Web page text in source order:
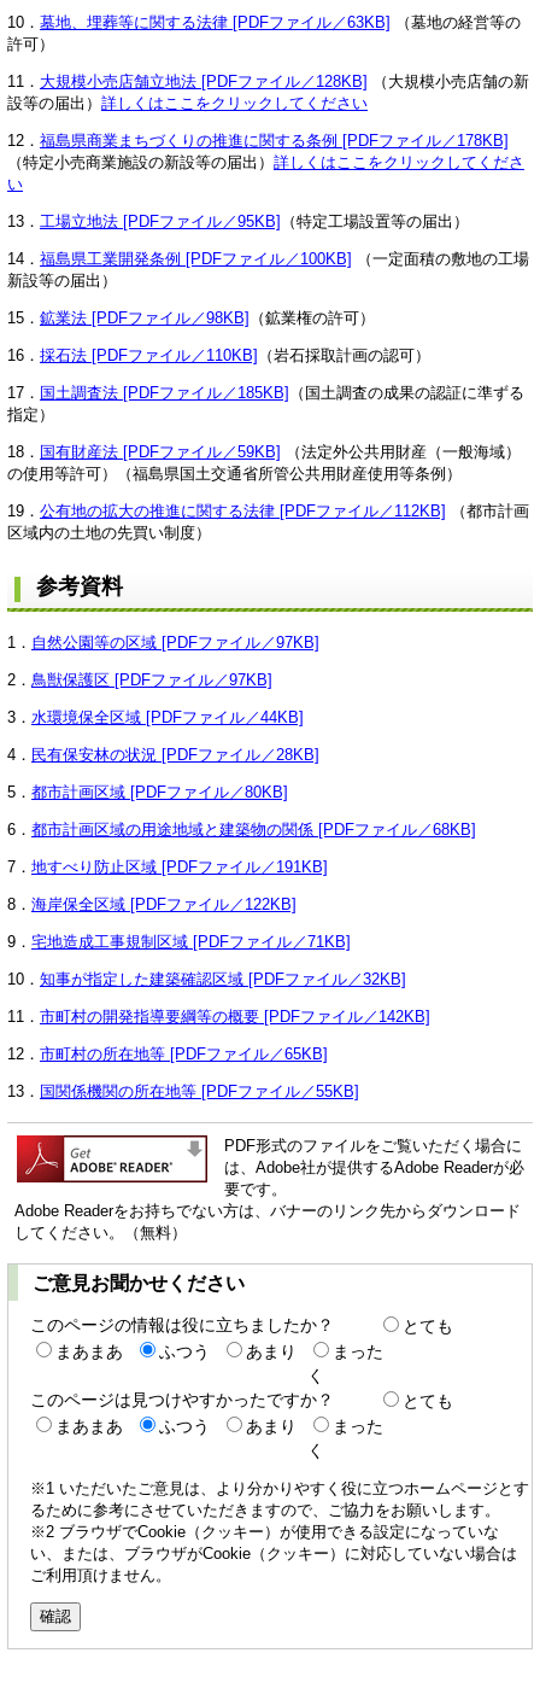
10． 墓地、埋葬等に関する法律 [PDFファイル／63KB] （墓地の経営等の
許可）
11． 大規模小売店舗立地法 [PDFファイル／128KB] （大規模小売店舗の新
設等の届出） 詳しくはここをクリックしてください
12． 福島県商業まちづくりの推進に関する条例 [PDFファイル／178KB]
（特定小売商業施設の新設等の届出） 詳しくはここをクリックしてくださ
い
13． 工場立地法 [PDFファイル／95KB] （特定工場設置等の届出）
14． 福島県工業開発条例 [PDFファイル／100KB] （一定面積の敷地の工場
新設等の届出）
15． 鉱業法 [PDFファイル／98KB] （鉱業権の許可）
16． 採石法 [PDFファイル／110KB] （岩石採取計画の認可）
17． 国土調査法 [PDFファイル／185KB] （国土調査の成果の認証に準ずる
指定）
18． 国有財産法 [PDFファイル／59KB] （法定外公共用財産（一般海域）
の使用等許可）（福島県国土交通省所管公共用財産使用等条例）
19． 公有地の拡大の推進に関する法律 [PDFファイル／112KB] （都市計画
区域内の土地の先買い制度）
参考資料
1． 自然公園等の区域 [PDFファイル／97KB]
2． 鳥獣保護区 [PDFファイル／97KB]
3． 水環境保全区域 [PDFファイル／44KB]
4． 民有保安林の状況 [PDFファイル／28KB]
5． 都市計画区域 [PDFファイル／80KB]
6． 都市計画区域の用途地域と建築物の関係 [PDFファイル／68KB]
7． 地すべり防止区域 [PDFファイル／191KB]
8． 海岸保全区域 [PDFファイル／122KB]
9． 宅地造成工事規制区域 [PDFファイル／71KB]
10． 知事が指定した建築確認区域 [PDFファイル／32KB]
11． 市町村の開発指導要綱等の概要 [PDFファイル／142KB]
12． 市町村の所在地等 [PDFファイル／65KB]
13． 国関係機関の所在地等 [PDFファイル／55KB]
PDF形式のファイルをご覧いただく場合に
は、Adobe社が提供するAdobe Readerが必
要です。
Adobe Readerをお持ちでない方は、バナーのリンク先からダウンロード
してください。（無料）
ご意見お聞かせください
このページの情報は役に立ちましたか？
とても
まあまあ
ふつう あまり
まった
く
このページは見つけやすかったですか？
とても
まあまあ
ふつう あまり
まった
く
※1 いただいたご意見は、より分かりやすく役に立つホームページとす
るために参考にさせていただきますので、ご協力をお願いします。
※2 ブラウザでCookie（クッキー）が使用できる設定になっていな
い、または、ブラウザがCookie（クッキー）に対応していない場合は
ご利用頂けません。